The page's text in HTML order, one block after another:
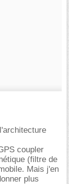
coupler
(filtre de
Mais j'en
plus